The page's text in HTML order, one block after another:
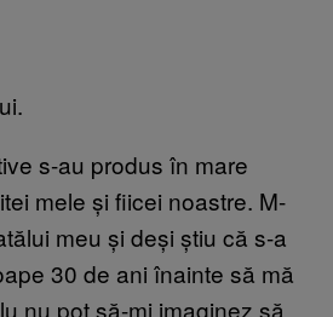
s-au produs în mare
mele și fiicei noastre. M-
meu și deși știu că s-a
30 de ani înainte să mă
nu pot să-mi imaginez să